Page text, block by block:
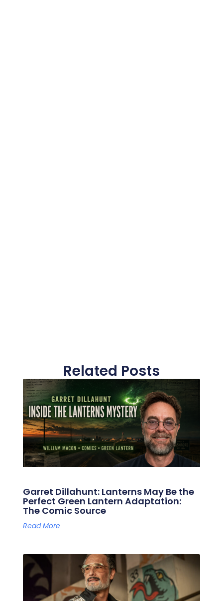
Related Posts
Garret Dillahunt: Lanterns May Be the
Perfect Green Lantern Adaptation:
The Comic Source
Read More